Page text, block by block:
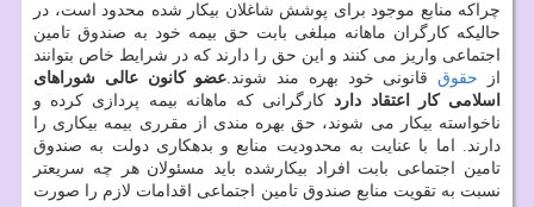
چراكه منابع موجود برای پوشش شاغلان بیكار شده محدود است، در
حالیكه كارگران ماهانه مبلغی بابت حق بیمه خود به صندوق تامین
اجتماعی واریز می كنند و این حق را دارند كه در شرایط خاص بتوانند
از حقوققانونی خود بهره مند شوند.عضو كانون عالی شوراهای
اسلامی كار اعتقاد دارد كارگرانی كه ماهانه بیمه پردازی كرده و
ناخواسته بیكار می شوند، حق بهره مندی از مقرری بیمه بیكاری را
دارند. اما با عنایت به محدودیت منابع و بدهكاری دولت به صندوق
تامین اجتماعی بابت افراد بیكارشده باید مسئولان هر چه سریعتر
نسبت به تقویت منابع صندوق تامین اجتماعی اقدامات لازم را صورت